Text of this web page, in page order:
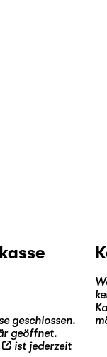
geschlossen.
geöffnet.
ist jederzeit